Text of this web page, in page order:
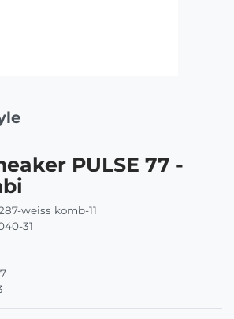
PULSE 77 -
weiss komb-11
31